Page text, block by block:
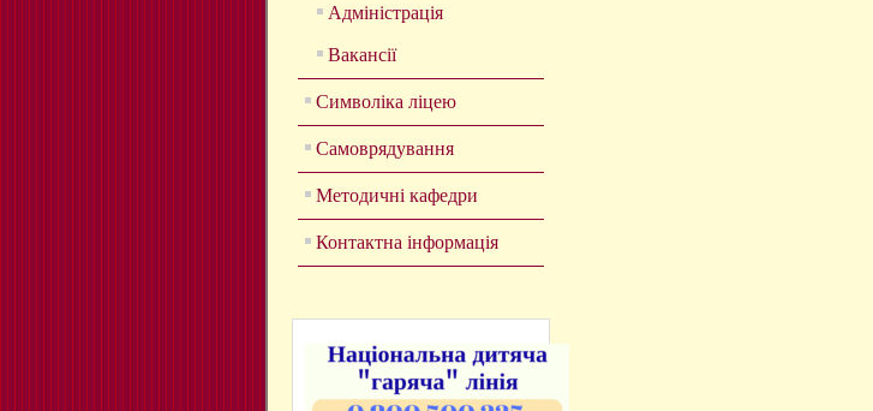
Адміністрація
Вакансії
Символіка ліцею
Самоврядування
Методичні кафедри
Контактна інформація